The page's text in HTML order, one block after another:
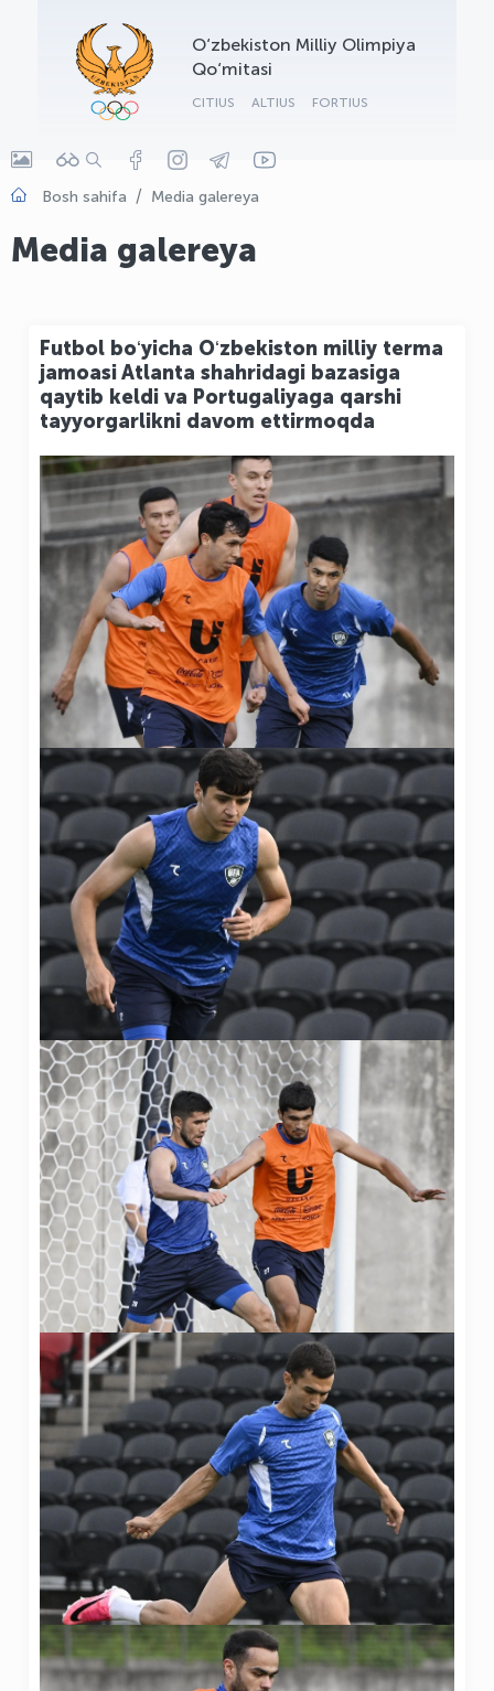
O‘zbekiston Milliy Olimpiya
Qo‘mitasi
CITIUS ALTIUS FORTIUS
Bosh sahifa Media galereya
Media galereya
Futbol boʻyicha Oʻzbekiston milliy terma
jamoasi Atlanta shahridagi bazasiga
qaytib keldi va Portugaliyaga qarshi
tayyorgarlikni davom ettirmoqda
OLYMPCHIK AI - yordamchi
Onlayn · olympic.uz